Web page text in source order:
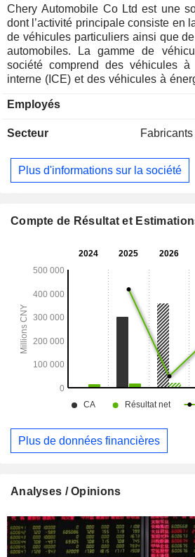
Chery Automobile Co Ltd est une
dont l’activité principale consiste en
de véhicules particuliers ainsi que
automobiles. La gamme de
société comprend des véhicules à
interne (ICE) et des véhicules à
développement et de fabrication de
véhicules particuliers. Les
La société exerce
marchés nationaux et internationaux.
Employés
Secteur
Plus d'informations sur la société
Compte de Résultat et
Plus de données financières
Analyses / Opinions